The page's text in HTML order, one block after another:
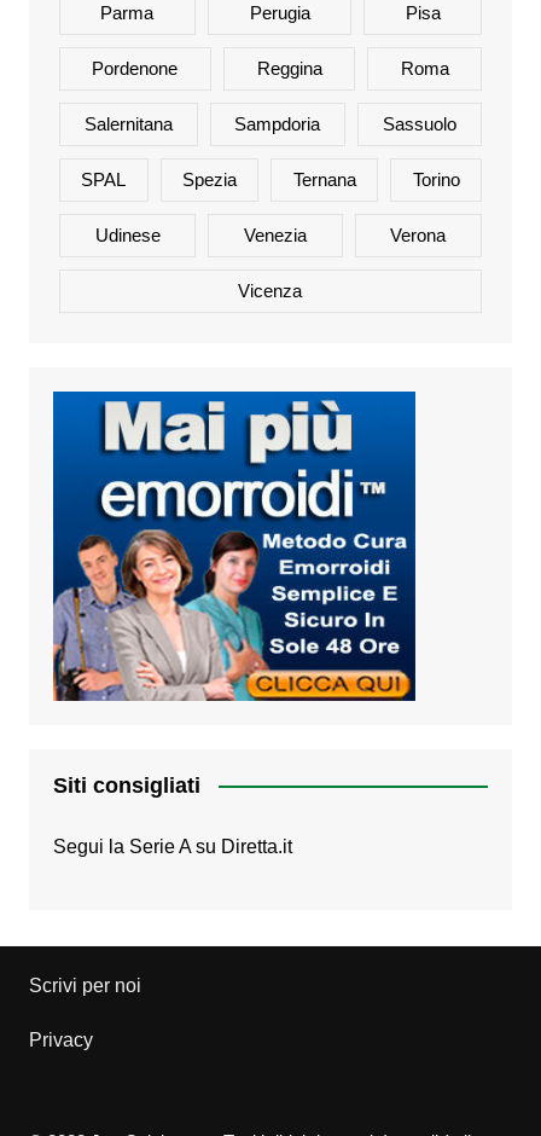
Parma Perugia Pisa
Pordenone Reggina Roma
Salernitana Sampdoria Sassuolo
SPAL Spezia Ternana Torino
Udinese Venezia Verona
Vicenza
Siti consigliati
Segui la Serie A su Diretta.it
Scrivi per noi
Privacy